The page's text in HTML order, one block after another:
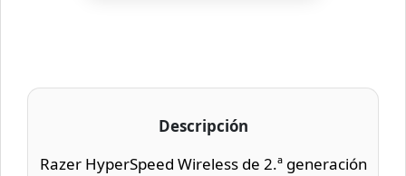
Descripción
Razer HyperSpeed Wireless de 2.ª generación